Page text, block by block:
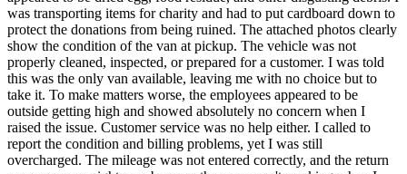
was transporting items for charity and had to put cardboard down to
protect the donations from being ruined. The attached photos clearly
show the condition of the van at pickup. The vehicle was not
properly cleaned, inspected, or prepared for a customer. I was told
this was the only van available, leaving me with no choice but to
take it. To make matters worse, the employees appeared to be
outside getting high and showed absolutely no concern when I
raised the issue. Customer service was no help either. I called to
report the condition and billing problems, yet I was still
overcharged. The mileage was not entered correctly, and the return